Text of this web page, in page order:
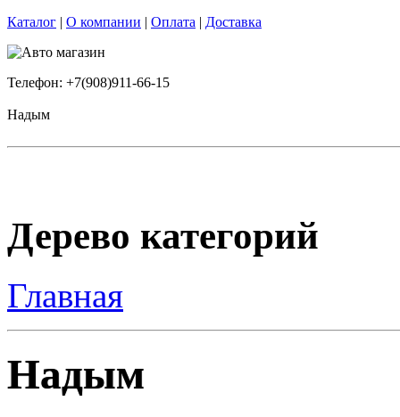
Каталог | О компании | Оплата | Доставка
Телефон: +7(908)911-66-15
Надым
Дерево категорий
Главная
Надым